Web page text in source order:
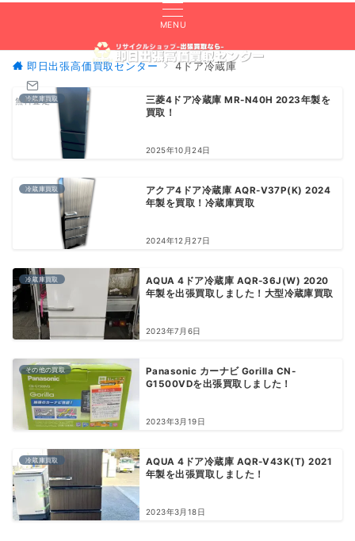
MENU
無料査定
即日出張高価買取センター 4ドア冷蔵庫
冷蔵庫買取
三菱4ドア冷蔵庫 MR-N40H 2023年製を
買取！
2025年10月24日
冷蔵庫買取
アクア4ドア冷蔵庫 AQR-V37P(K) 2024
年製を買取！冷蔵庫買取
2024年12月27日
冷蔵庫買取
AQUA 4ドア冷蔵庫 AQR-36J(W) 2020
年製を出張買取しました！大型冷蔵庫買取
2023年7月6日
その他の買取
Panasonic カーナビ Gorilla CN-
G1500VDを出張買取しました！
2023年3月19日
冷蔵庫買取
AQUA 4ドア冷蔵庫 AQR-V43K(T) 2021
年製を出張買取しました！
2023年3月18日